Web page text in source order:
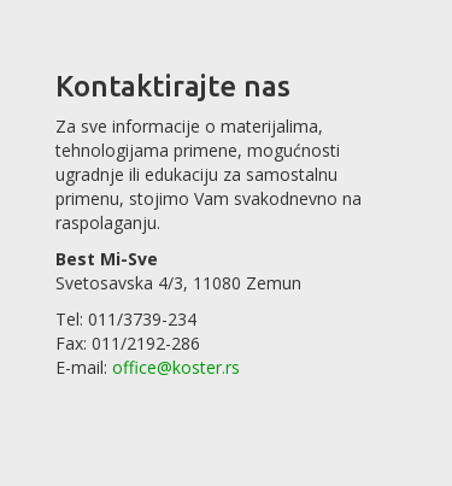
Kontaktirajte nas
Za sve informacije o materijalima,
tehnologijama primene, mogućnosti
ugradnje ili edukaciju za samostalnu
primenu, stojimo Vam svakodnevno na
raspolaganju.
Best Mi-Sve
Svetosavska 4/3, 11080 Zemun
Tel: 011/3739-234
Fax: 011/2192-286
E-mail: office@koster.rs